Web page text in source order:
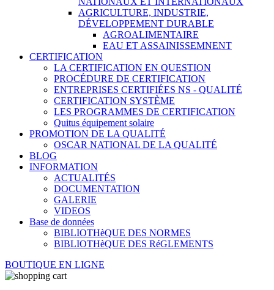
AGRICULTURE, INDUSTRIE,
DÉVELOPPEMENT DURABLE
AGROALIMENTAIRE
EAU ET ASSAINISSEMNENT
CERTIFICATION
LA CERTIFICATION EN QUESTION
PROCÉDURE DE CERTIFICATION
ENTREPRISES CERTIFIÉES NS - QUALITÉ
CERTIFICATION SYSTÈME
LES PROGRAMMES DE CERTIFICATION
Quitus équipement solaire
PROMOTION DE LA QUALITÉ
OSCAR NATIONAL DE LA QUALITÉ
BLOG
INFORMATION
ACTUALITÉS
DOCUMENTATION
GALERIE
VIDEOS
Base de données
BIBLIOTHèQUE DES NORMES
BIBLIOTHèQUE DES RéGLEMENTS
BOUTIQUE EN LIGNE